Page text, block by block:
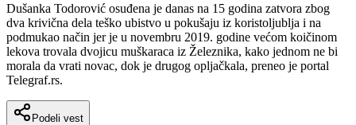
Dušanka Todorović osuđena je danas na 15 godina zatvora zbog
dva krivična dela teško ubistvo u pokušaju iz koristoljublja i na
podmukao način jer je u novembru 2019. godine većom koičinom
lekova trovala dvojicu muškaraca iz Železnika, kako jednom ne bi
morala da vrati novac, dok je drugog opljačkala, preneo je portal
Telegraf.rs.
Podeli vest